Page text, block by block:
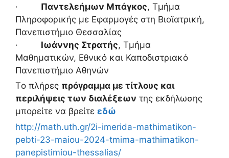
· Παντελεήμων Μπάγκος, Τμήμα
Πληροφορικής με Εφαρμογές στη Βιοϊατρική,
Πανεπιστήμιο Θεσσαλίας
· Ιωάννης Στρατής, Τμήμα
Μαθηματικών, Εθνικό και Καποδιστριακό
Πανεπιστήμιο Αθηνών
Τo πλήρες πρόγραμμα με τίτλους και
περιλήψεις των διαλέξεων της εκδήλωσης
μπορείτε να βρείτε εδώ
http://math.uth.gr/2i-imerida-mathimatikon-
pebti-23-maiou-2024-tmima-mathimatikon-
panepistimiou-thessalias/